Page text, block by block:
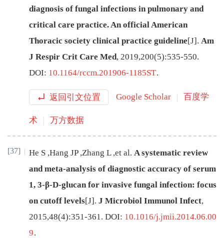
diagnosis of fungal infections in pulmonary and
critical care practice. An official American
Thoracic society clinical practice guideline[J] . Am
J Respir Crit Care Med, 2019,200(5):535-550.
DOI: 10.1164/rccm.201906-1185ST.
返回引文位置 Google Scholar 百度学
术 万方数据
[37] He S ,Hang JP ,Zhang L ,et al. A systematic review
and meta-analysis of diagnostic accuracy of serum
1, 3-β-D-glucan for invasive fungal infection: focus
on cutoff levels[J]. J Microbiol Immunol Infect,
2015,48(4):351-361 . DOI: 10.1016/j.jmii.2014.06.00
9.